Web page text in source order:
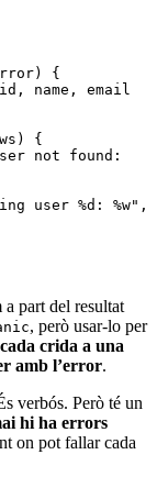
) {
id, name, email
{
user %d : %w" ,
a part del resultat
, però usar-lo per
cada crida a una
amb l’error.
verbós. Però té un
hi ha errors
on pot fallar cada